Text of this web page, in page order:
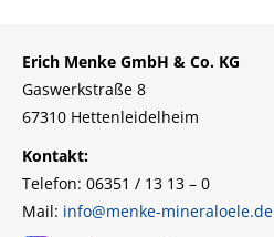
Erich Menke GmbH & Co. KG
Gaswerkstraße 8
67310 Hettenleidelheim
Kontakt:
Telefon: 06351 / 13 13 – 0
Mail: info@menke-mineraloele.de